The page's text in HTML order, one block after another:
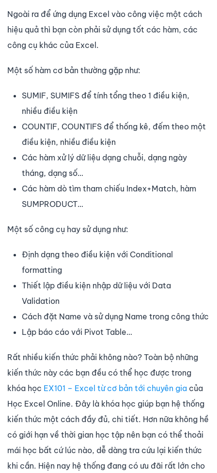
Ngoài ra để ứng dụng Excel vào công việc một cách
hiệu quả thì bạn còn phải sử dụng tốt các hàm, các
công cụ khác của Excel.
Một số hàm cơ bản thường gặp như:
SUMIF, SUMIFS để tính tổng theo 1 điều kiện,
nhiều điều kiện
COUNTIF, COUNTIFS để thống kê, đếm theo một
điều kiện, nhiều điều kiện
Các hàm xử lý dữ liệu dạng chuỗi, dạng ngày
tháng, dạng số…
Các hàm dò tìm tham chiếu Index+Match, hàm
SUMPRODUCT…
Một số công cụ hay sử dụng như:
Định dạng theo điều kiện với Conditional
formatting
Thiết lập điều kiện nhập dữ liệu với Data
Validation
Cách đặt Name và sử dụng Name trong công thức
Lập báo cáo với Pivot Table…
Rất nhiều kiến thức phải không nào? Toàn bộ những
kiến thức này các bạn đều có thể học được trong
khóa học EX101 – Excel từ cơ bản tới chuyên gia của
Học Excel Online. Đây là khóa học giúp bạn hệ thống
kiến thức một cách đầy đủ, chi tiết. Hơn nữa không hề
có giới hạn về thời gian học tập nên bạn có thể thoải
mái học bất cứ lúc nào, dễ dàng tra cứu lại kiến thức
khi cần. Hiện nay hệ thống đang có ưu đãi rất lớn cho